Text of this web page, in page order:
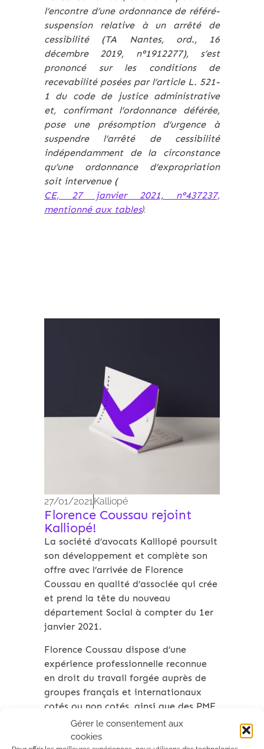
Gérer le consentement aux
cookies
l’encontre d’une ordonnance de référé-
suspension relative à un arrêté de
cessibilité (TA Nantes, ord., 16
décembre 2019, n°1912277), s’est
prononcé sur les conditions de
recevabilité posées par l’article L. 521-
1 du code de justice administrative
et, confirmant l’ordonnance déférée,
pose une présomption d’urgence à
suspendre l’arrêté de cessibilité
indépendamment de la circonstance
qu’une ordonnance d’expropriation
soit intervenue (
CE, 27 janvier 2021, n°437237,
mentionné aux tables).
27/01/2021Kalliopé
Florence Coussau rejoint
Kalliopé!
La société d’avocats Kalliopé poursuit
son développement et complète son
offre avec l’arrivée de Florence
Coussau en qualité d’associée qui crée
et prend la tête du nouveau
département Social à compter du 1er
janvier 2021.
Florence Coussau dispose d’une
expérience professionnelle reconnue
en droit du travail forgée auprès de
groupes français et internationaux
cotés ou non cotés, ainsi que des PME
et start-ups, appartenant à des
secteurs économiques variés,